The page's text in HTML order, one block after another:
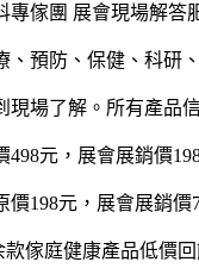
專傢團 展會現場解答
防、保健、科研、
了解。所有產品信
元，展會展銷價198
198元，展會展銷價
傢庭健康產品低價回